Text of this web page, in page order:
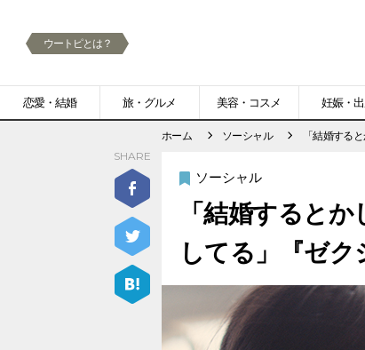
恋愛・結婚 旅・グルメ 美容・コスメ 妊娠・
ウートピとは？
ホーム ソーシャル 「結婚する
ソーシャル
「結婚すると
してる」『ゼク
SHARE